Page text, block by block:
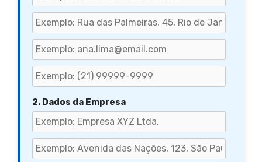
2. Dados da Empresa